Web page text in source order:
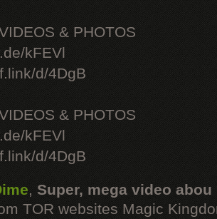
& PHOTOS
kFEVl
d/4DgB
& PHOTOS
kFEVl
d/4DgB
, Super, mega video abou
TOR websites Magic